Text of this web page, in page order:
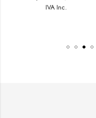
IVA Inc.